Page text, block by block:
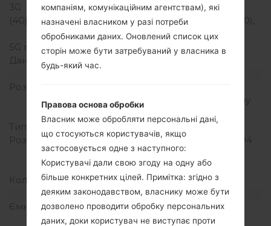
3G
HSDPA 900/2100 MHz
(4G) LTE
LTE band 3(1800), 7(2600),
20(800)
5G network
-
Дані
Розмір екрану
співвідношення екрану
Тип екрану
IPS LCD
Розширення екрану
720 x 1280 пікселів (~294
щільність пікселів на
дюйм)
Кольори екрану
16M кольорів
Акамулятор і клавіатура
Ємність акумулятора
Не зємний Li-Ion 2100
mAh
компаніям, комунікаційним агентствам), які
назначені власником у разі потреби
обробниками даних. Оновлений список цих
сторін може бути затребуваний у власника в
будь-який час.
Правова основа обробки
Власник може обробляти персональні дані,
що стосуються користувачів, якщо
застосовується одне з наступного:
Користувачі дали свою згоду на одну або
більше конкретних цілей. Примітка: згідно з
деяким законодавством, власнику може бути
дозволено проводити обробку персональних
даних, доки користувач не виступає проти